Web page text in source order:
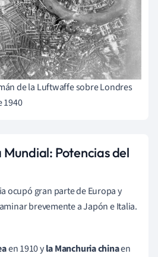
de la Luftwaffe sobre Londres
1940
Potencias del
ocupó gran parte de Europa y
brevemente a Japón e Italia.
en 1910 yla Manchuria chinaen